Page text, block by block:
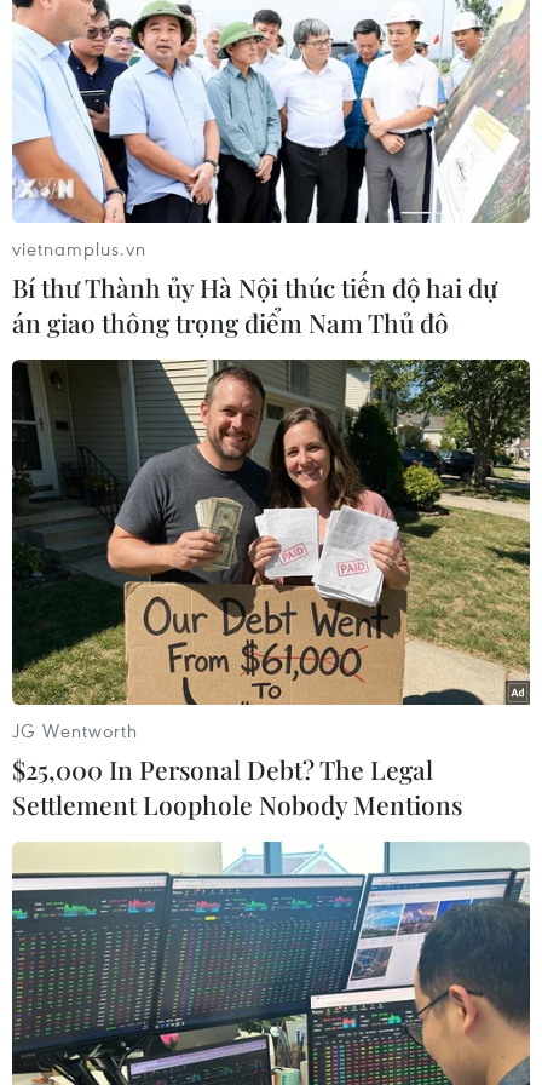
Đảng Hàn Quốc Tự do đối lập yêu cầu loại
các ứng cử viên bộ trưởng
01/04/2019 08:45
Đảng Hàn Quốc Tự do và đảng Tương lai Chính nghĩa
đang yêu cầu ứng cử viên Bộ trưởng Doanh nghiệp vừa
và nhỏ Park Young-sun và ứng cử viên Bộ trưởng Thống
nhất Kim Yeon-chul rút lui.
Tổng thống Hàn Quốc bổ nhiệm Bộ
vietnamplus.vn
Bí thư Thành ủy Hà Nội thúc tiến độ hai dự
án giao thông trọng điểm Nam Thủ đô
JG Wentworth
$25,000 In Personal Debt? The Legal
Settlement Loophole Nobody Mentions